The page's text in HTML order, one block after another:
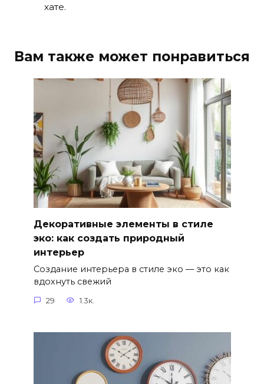
хате.
Вам также может понравиться
Декоративные элементы в стиле
эко: как создать природный
интерьер
Создание интерьера в стиле эко — это как
вдохнуть свежий
29 1.3к.